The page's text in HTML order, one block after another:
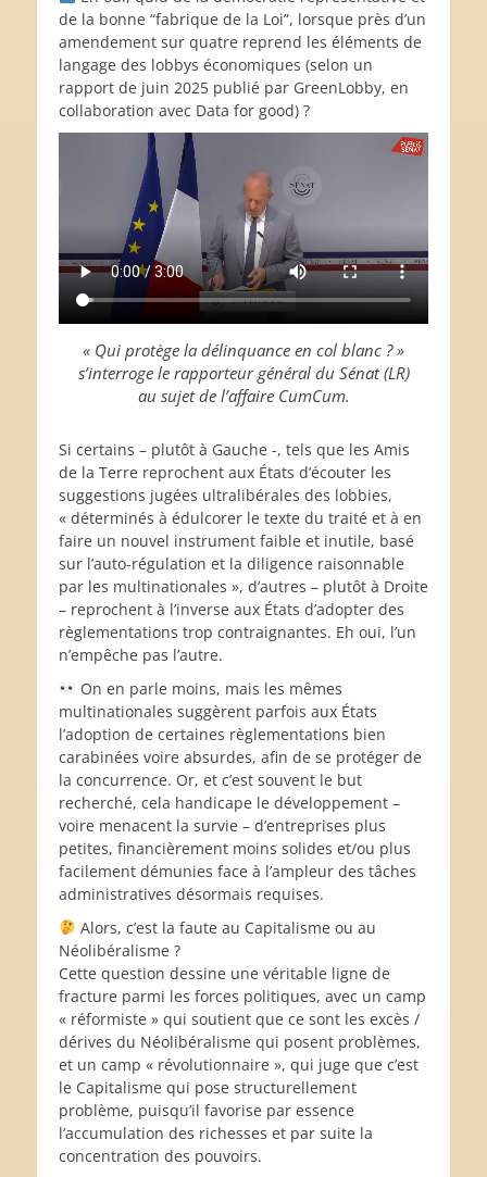
de la bonne “fabrique de la Loi”, lorsque près d’un
amendement sur quatre reprend les éléments de
langage des lobbys économiques (selon un
rapport de juin 2025 publié par GreenLobby, en
collaboration avec Data for good) ?
« Qui protège la délinquance en col blanc ? »
s’interroge le rapporteur général du Sénat (LR)
au sujet de l’affaire CumCum.
Si certains – plutôt à Gauche -, tels que les Amis
de la Terre reprochent aux États d’écouter les
suggestions jugées ultralibérales des lobbies,
« déterminés à édulcorer le texte du traité et à en
faire un nouvel instrument faible et inutile, basé
sur l’auto-régulation et la diligence raisonnable
par les multinationales », d’autres – plutôt à Droite
– reprochent à l’inverse aux États d’adopter des
règlementations trop contraignantes. Eh oui, l’un
n’empêche pas l’autre.
On en parle moins, mais les mêmes
multinationales suggèrent parfois aux États
l’adoption de certaines règlementations bien
carabinées voire absurdes, afin de se protéger de
la concurrence. Or, et c’est souvent le but
recherché, cela handicape le développement –
voire menacent la survie – d’entreprises plus
petites, financièrement moins solides et/ou plus
facilement démunies face à l’ampleur des tâches
administratives désormais requises.
Alors, c’est la faute au Capitalisme ou au
Néolibéralisme ?
Cette question dessine une véritable ligne de
fracture parmi les forces politiques, avec un camp
« réformiste » qui soutient que ce sont les excès /
dérives du Néolibéralisme qui posent problèmes,
et un camp « révolutionnaire », qui juge que c’est
le Capitalisme qui pose structurellement
problème, puisqu’il favorise par essence
l’accumulation des richesses et par suite la
concentration des pouvoirs.